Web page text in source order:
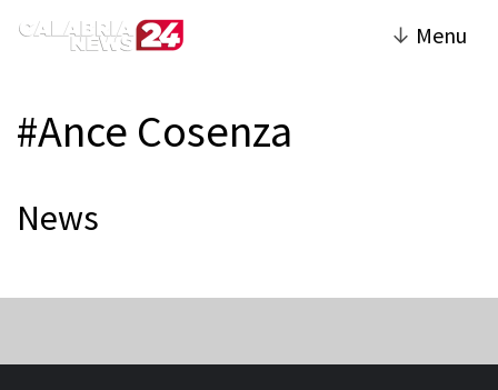
↓ Menu
#Ance Cosenza
News